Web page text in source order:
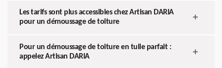
Les tarifs sont plus accessibles chez Artisan DARIA
pour un démoussage de toiture
Pour un démoussage de toiture en tuile parfait :
appelez Artisan DARIA